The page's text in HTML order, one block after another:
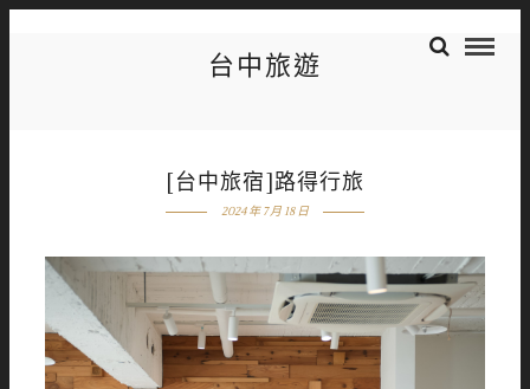
台中旅遊
[台中旅宿]路得行旅
2024 年 7 月 18 日